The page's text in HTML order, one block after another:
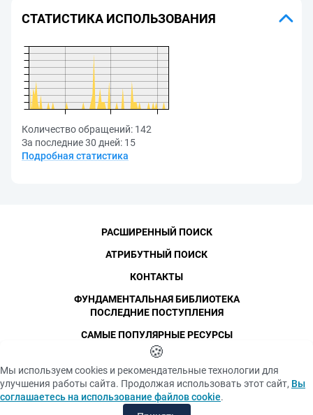
СТАТИСТИКА ИСПОЛЬЗОВАНИЯ
Количество обращений: 142
За последние 30 дней: 15
Подробная статистика
СПбПУ, 1996-2026
Авторские права и персональные данные
Фотографии размещены с согласия
изображённых лиц в соответствии
с требованиями законодательства
Политика конфиденциальности
Положение об использовании «cookie» файлов
РАСШИРЕННЫЙ ПОИСК
АТРИБУТНЫЙ ПОИСК
КОНТАКТЫ
ФУНДАМЕНТАЛЬНАЯ БИБЛИОТЕКА
ПОСЛЕДНИЕ ПОСТУПЛЕНИЯ
САМЫЕ ПОПУЛЯРНЫЕ РЕСУРСЫ
🍪
Мы используем cookies и рекомендательные технологии для
улучшения работы сайта. Продолжая использовать этот сайт, Вы
соглашаетесь на использование файлов cookie.